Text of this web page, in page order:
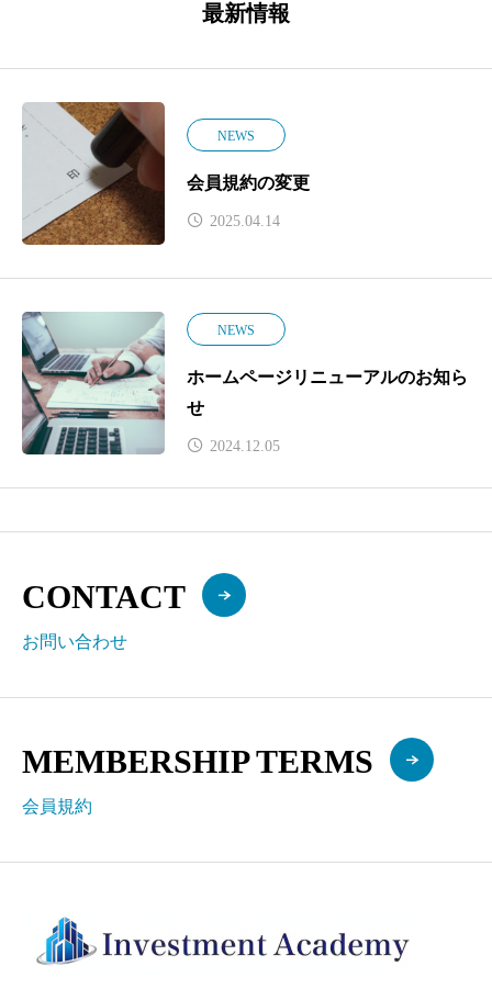
最新情報
NEWS
会員規約の変更
2025.04.14
NEWS
ホームページリニューアルのお知ら
せ
2024.12.05
CONTACT
お問い合わせ
MEMBERSHIP TERMS
会員規約